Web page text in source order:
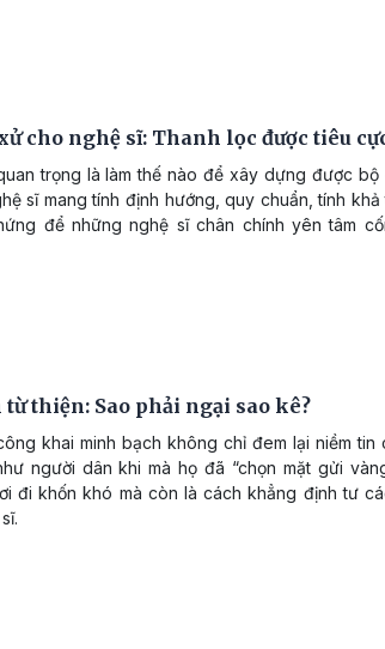
cho nghệ sĩ: Thanh lọc được tiêu
trọng là làm thế nào để xây dựng được
sĩ mang tính định hướng, quy chuẩn, tính
để những nghệ sĩ chân chính yên tâm
thiện: Sao phải ngại sao kê?
khai minh bạch không chỉ đem lại niềm tin
người dân khi mà họ đã “chọn mặt gửi
đi khốn khó mà còn là cách khẳng định tư